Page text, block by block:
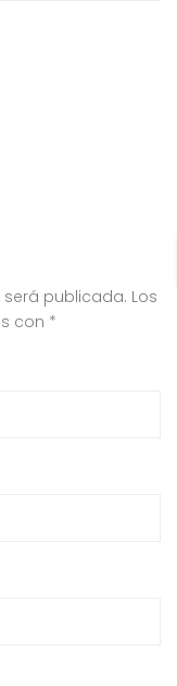
publicada. Los
con *